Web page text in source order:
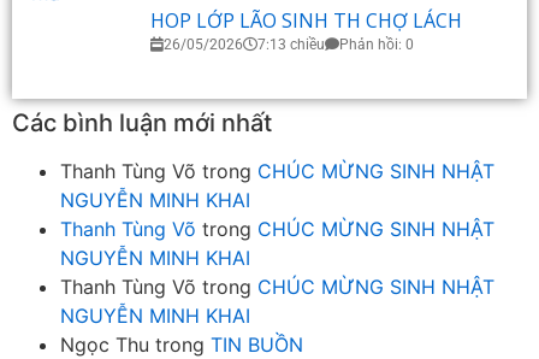
HOP LỚP LÃO SINH TH CHỢ LÁCH
26/05/2026 7:13 chiều Phản hồi: 0
Các bình luận mới nhất
Thanh Tùng Võ trong CHÚC MỪNG SINH NHẬT
NGUYỄN MINH KHAI
Thanh Tùng Võ trong CHÚC MỪNG SINH NHẬT
NGUYỄN MINH KHAI
Thanh Tùng Võ trong CHÚC MỪNG SINH NHẬT
NGUYỄN MINH KHAI
Ngọc Thu trong TIN BUỒN